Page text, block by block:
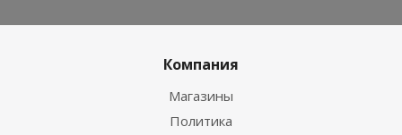
Компания
Магазины
Политика